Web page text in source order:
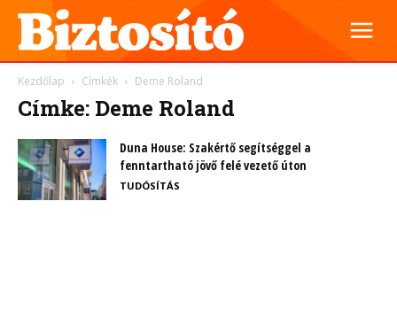
Kezdőlap Címkék Deme Roland
Címke: Deme Roland
Duna House: Szakértő segítséggel a
fenntartható jövő felé vezető úton
TUDÓSÍTÁS